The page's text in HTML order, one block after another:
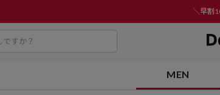
＼早割
MEN